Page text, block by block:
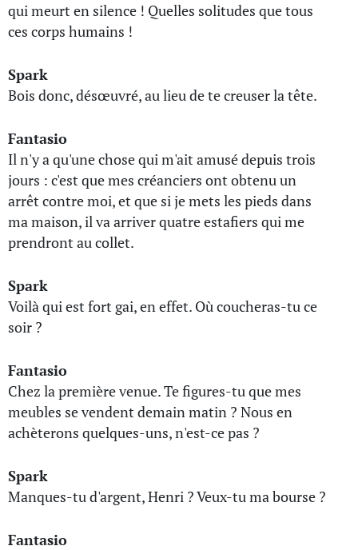
qui meurt en silence ! Quelles solitudes que tous
ces corps humains !
Spark
Bois donc, désœuvré, au lieu de te creuser la tête.
Fantasio
Il n'y a qu'une chose qui m'ait amusé depuis trois
jours : c'est que mes créanciers ont obtenu un
arrêt contre moi, et que si je mets les pieds dans
ma maison, il va arriver quatre estafiers qui me
prendront au collet.
Spark
Voilà qui est fort gai, en effet. Où coucheras-tu ce
soir ?
Fantasio
Chez la première venue. Te figures-tu que mes
meubles se vendent demain matin ? Nous en
achèterons quelques-uns, n'est-ce pas ?
Spark
Manques-tu d'argent, Henri ? Veux-tu ma bourse ?
Fantasio